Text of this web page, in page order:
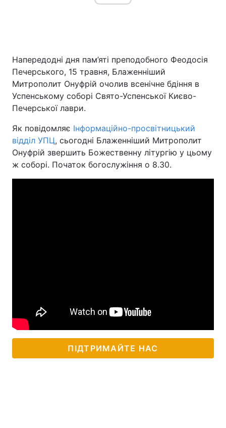
Головна Війна
Економіка Світ
Спорт Наука
Відео з Youtube
Думки
Напередодні дня пам’яті преподобного Феодосія
Печерського, 15 травня, Блаженніший
Митрополит Онуфрій очолив всенічне бдіння в
Успенському соборі Свято-Успенської Києво-
Печерської лаври.
Як повідомляє Інформаційно-просвітницький
відділ УПЦ, сьогодні Блаженніший Митрополит
Онуфрій звершить Божественну літургію у цьому
ж соборі. Початок богослужіння о 8.30.
ПІДТРИМАЙТЕ НАС